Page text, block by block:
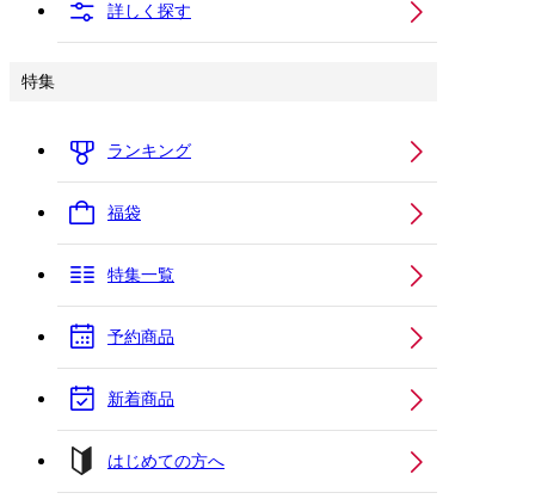
詳しく探す
特集
ランキング
福袋
特集一覧
予約商品
新着商品
はじめての方へ